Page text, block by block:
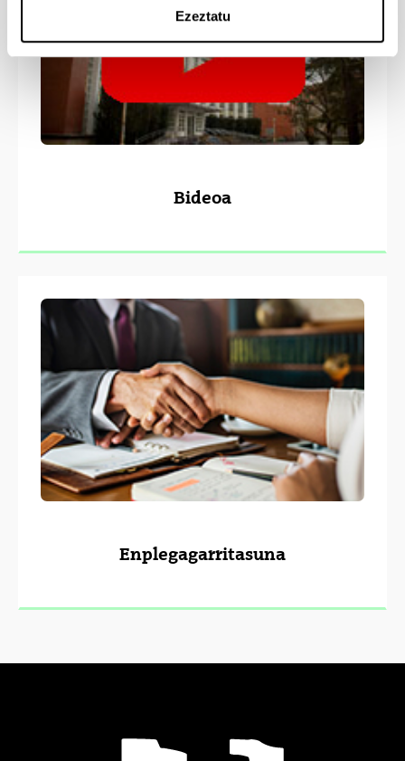
Ezeztatu
Bideoa
Enplegagarritasuna